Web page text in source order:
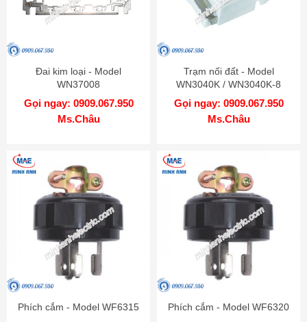
Đai kim loại - Model
WN37008
Gọi ngay: 0909.067.950
Ms.Châu
Trạm nối đất - Model
WN3040K / WN3040K-8
Gọi ngay: 0909.067.950
Ms.Châu
Phích cắm - Model WF6315 Phích cắm - Model WF6320